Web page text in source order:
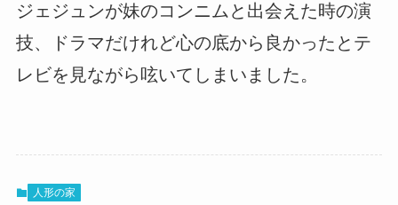
ジェジュンが妹のコンニムと出会えた時の演
技、ドラマだけれど心の底から良かったとテ
レビを見ながら呟いてしまいました。
人形の家